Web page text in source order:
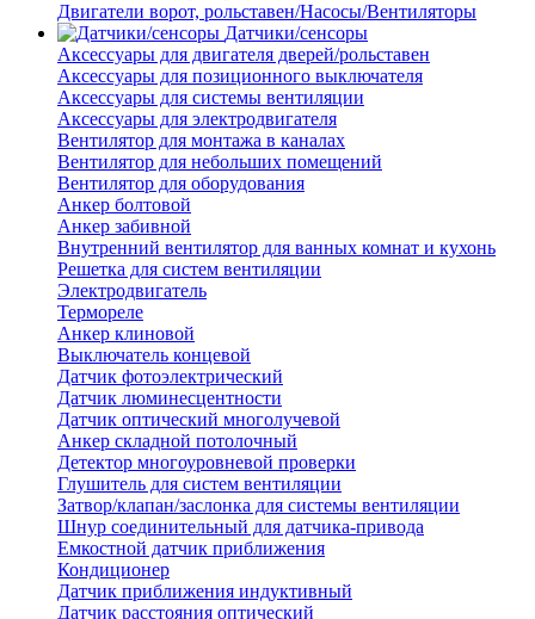
Двигатели ворот, рольставен/Насосы/Вентиляторы
Датчики/сенсоры
Аксессуары для двигателя дверей/рольставен
Аксессуары для позиционного выключателя
Аксессуары для системы вентиляции
Аксессуары для электродвигателя
Вентилятор для монтажа в каналах
Вентилятор для небольших помещений
Вентилятор для оборудования
Анкер болтовой
Анкер забивной
Внутренний вентилятор для ванных комнат и кухонь
Решетка для систем вентиляции
Электродвигатель
Термореле
Анкер клиновой
Выключатель концевой
Датчик фотоэлектрический
Датчик люминесцентности
Датчик оптический многолучевой
Анкер складной потолочный
Детектор многоуровневой проверки
Глушитель для систем вентиляции
Затвор/клапан/заслонка для системы вентиляции
Шнур соединительный для датчика-привода
Емкостной датчик приближения
Кондиционер
Датчик приближения индуктивный
Датчик расстояния оптический